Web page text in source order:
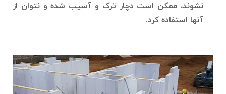
نشوند، ممکن است دچار ترک و آسیب شده و نتوان از
آنها استفاده کرد.